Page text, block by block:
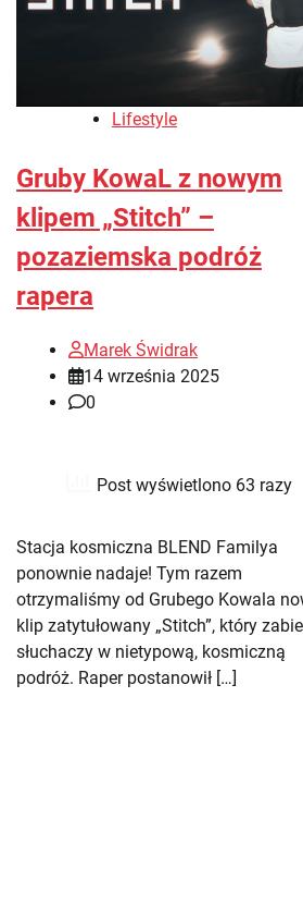
Lifestyle
Gruby KowaL z nowym
klipem „Stitch” –
pozaziemska podróż
rapera
Marek Świdrak
14 września 2025
0
Post wyświetlono 63 razy
Stacja kosmiczna BLEND Familya
ponownie nadaje! Tym razem
otrzymaliśmy od Grubego Kowala
klip zatytułowany „Stitch”, który
słuchaczy w nietypową, kosmiczną
podróż. Raper postanowił […]